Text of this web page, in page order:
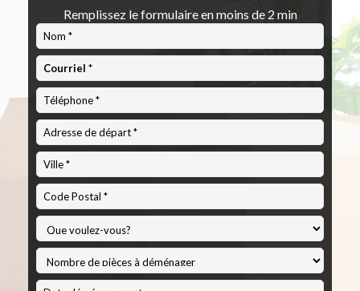
Remplissez le formulaire en moins de 2 min
Code
Postal